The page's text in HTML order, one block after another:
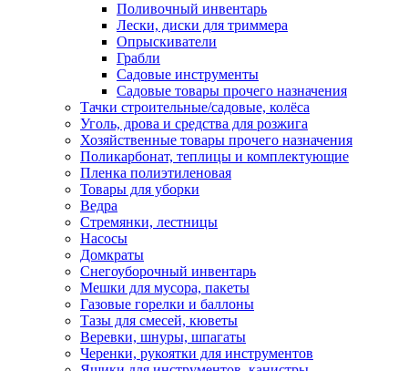
Поливочный инвентарь
Лески, диски для триммера
Опрыскиватели
Грабли
Садовые инструменты
Садовые товары прочего назначения
Тачки строительные/садовые, колёса
Уголь, дрова и средства для розжига
Хозяйственные товары прочего назначения
Поликарбонат, теплицы и комплектующие
Пленка полиэтиленовая
Товары для уборки
Ведра
Стремянки, лестницы
Насосы
Домкраты
Снегоуборочный инвентарь
Мешки для мусора, пакеты
Газовые горелки и баллоны
Тазы для смесей, кюветы
Веревки, шнуры, шпагаты
Черенки, рукоятки для инструментов